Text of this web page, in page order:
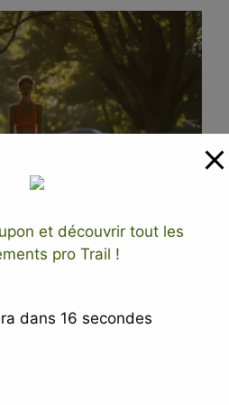
: les
et découvrir tout les
pro Trail !
dans 15 secondes